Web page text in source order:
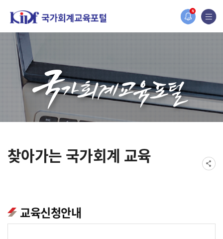
N
홈페이지가 새롭게 개편되었습니다.
한국조세재정연구원홈페이지가 새롭게 개설되었습니다.
찾아가는 국가회계 교육
교육신청안내